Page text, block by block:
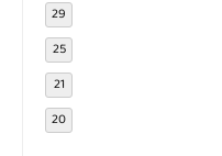
29
25
21
20